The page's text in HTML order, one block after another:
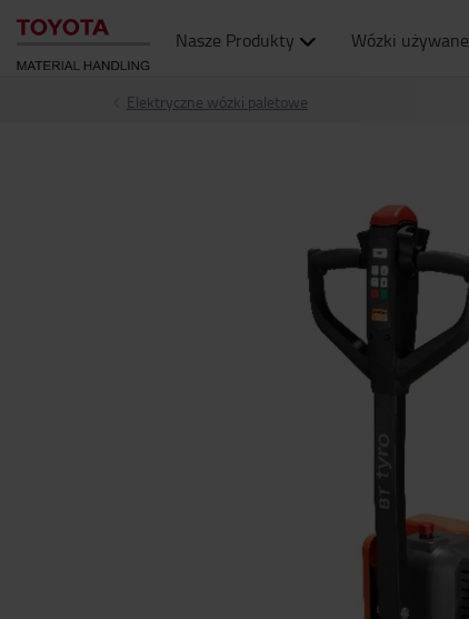
Nasze Produkty Wózki używane
Elektryczne wózki paletowe